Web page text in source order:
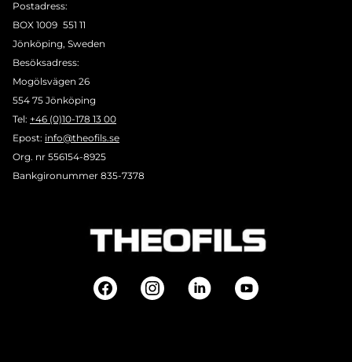
Postadress:
BOX 1009 551 11
Jönköping, Sweden
Besöksadress:
Mogölsvägen 26
554 75 Jönköping
Tel: +46 (0)10-178 13 00
Epost: info@theofils.se
Org. nr 556154-8925
Bankgironummer 835-7378